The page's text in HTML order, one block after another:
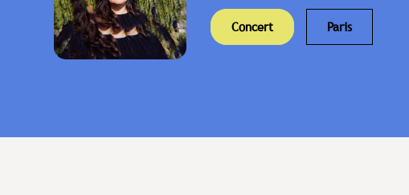
Concert Paris